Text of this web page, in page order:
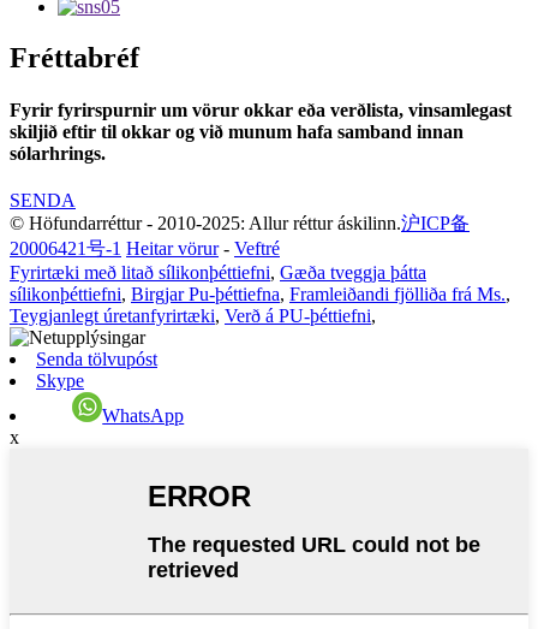
Fréttabréf
Fyrir fyrirspurnir um vörur okkar eða verðlista, vinsamlegast
skiljið eftir til okkar og við munum hafa samband innan
sólarhrings.
SENDA
© Höfundarréttur - 2010-2025: Allur réttur áskilinn.沪ICP备
20006421号-1 Heitar vörur- Veftré
Fyrirtæki með litað sílikonþéttiefni, Gæða tveggja þátta
sílikonþéttiefni, Birgjar Pu-þéttiefna, Framleiðandi fjölliða frá Ms.,
Teygjanlegt úretanfyrirtæki, Verð á PU-þéttiefni,
Senda tölvupóst
Skype
WhatsApp
x